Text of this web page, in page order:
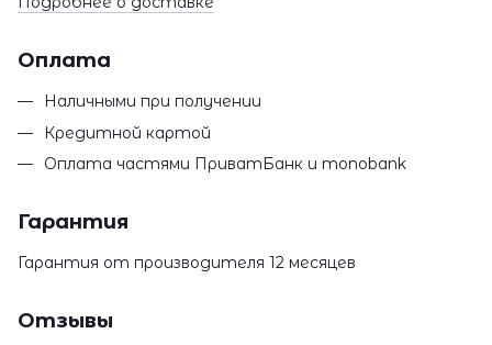
Оплата
Наличными при получении
Кредитной картой
Оплата частями ПриватБанк и monobank
Гарантия
Гарантия от производителя 12 месяцев
Отзывы